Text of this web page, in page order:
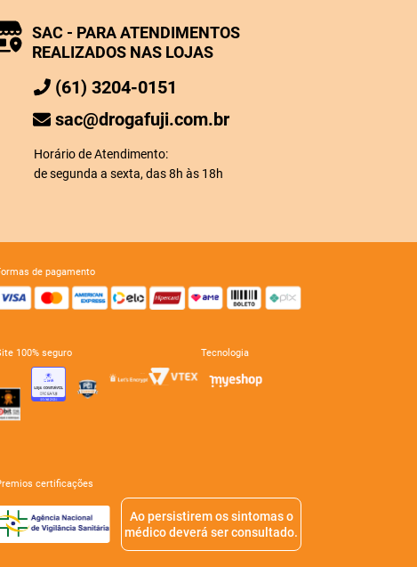
SAC - PARA ATENDIMENTOS
REALIZADOS NAS LOJAS
(61) 3204-0151
sac@drogafuji.com.br
Horário de Atendimento:
de segunda a sexta, das 8h às 18h
formas de pagamento
site 100% seguro tecnologia
premios certificações
Ao persistirem os sintomas o
médico deverá ser consultado.